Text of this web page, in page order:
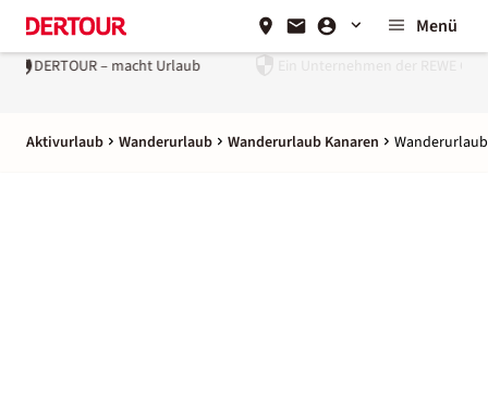
Menü
Ein Unternehmen derREWE Group
Aktivurlaub Wanderurlaub Wanderurlaub Kanaren